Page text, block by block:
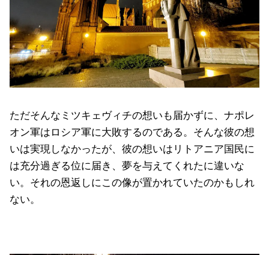
ただそんなミツキェヴィチの想いも届かずに、ナポレ
オン軍はロシア軍に大敗するのである。そんな彼の想
いは実現しなかったが、彼の想いはリトアニア国民に
は充分過ぎる位に届き、夢を与えてくれたに違いな
い。それの恩返しにこの像が置かれていたのかもしれ
ない。